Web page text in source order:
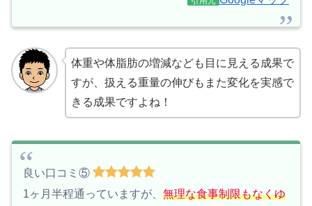
体重や体脂肪の増減なども目に見える成果で
すが、扱える重量の伸びもまた変化を実感で
きる成果ですよね！
良い口コミ⑤
1ヶ月半程通っていますが、 無理な食事制限もなくゆ